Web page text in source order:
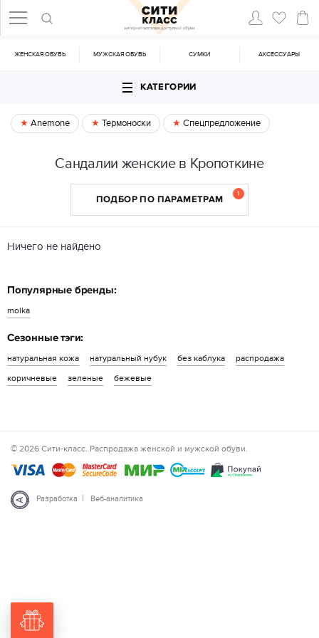
ЖЕНСКАЯ ОБУВЬ МУЖСКАЯ ОБУВЬ CУМКИ АКСЕССУАРЫ
КАТЕГОРИИ
Anemone Термоноски Спецпредложение
Сандалии женские в Кропоткине
ПОДБОР ПО ПАРАМЕТРАМ 1
Ничего не найдено
Популярные бренды:
molka
Сезонные тэги:
натуральная кожа натуральный нубук без каблука
распродажа
коричневые
зеленые бежевые
© 2026 Сити-класс. Распродажа женской и мужской обуви.
Разработка | Веб-аналитика